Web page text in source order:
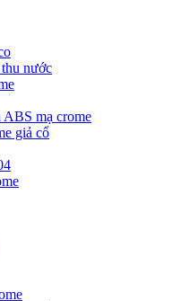
nước
ABS mạ crome
giả cổ